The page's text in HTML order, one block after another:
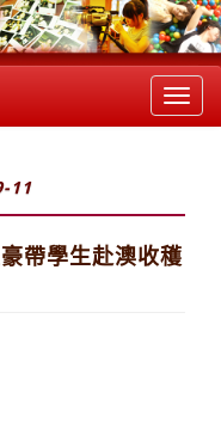
11
帶學生赴澳收穫